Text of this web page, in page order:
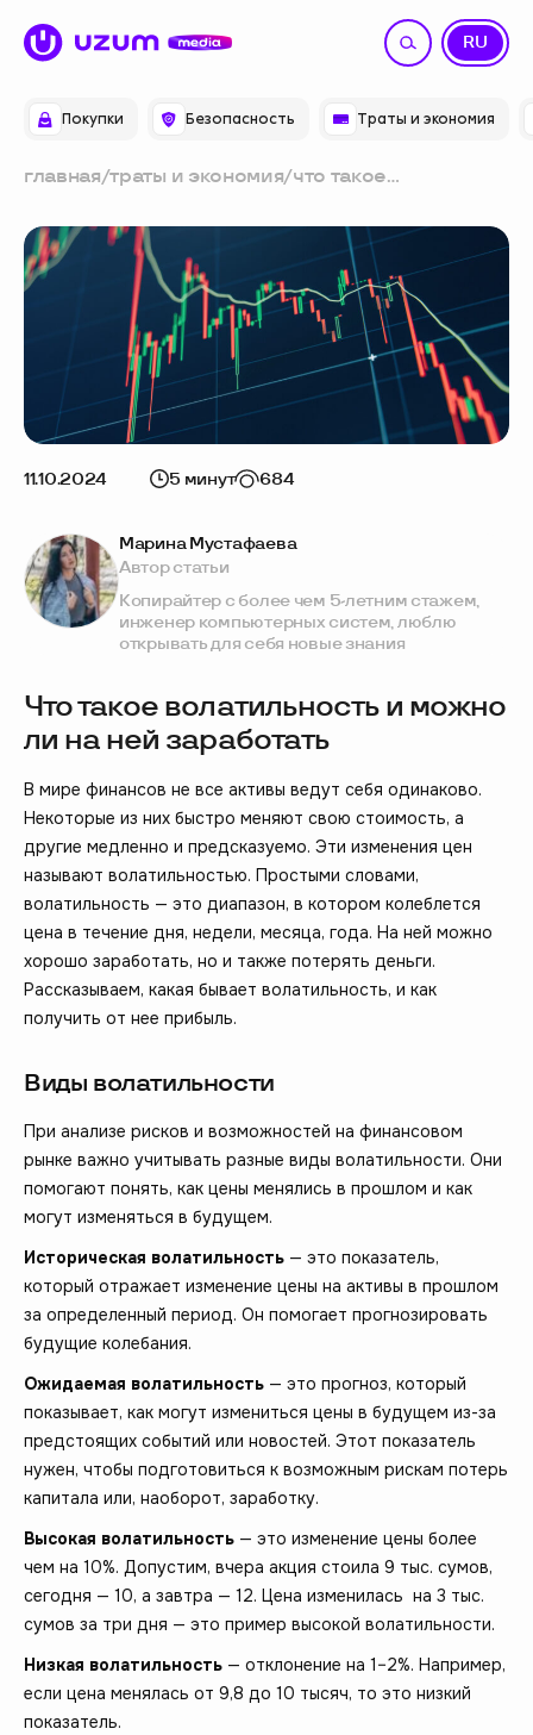
Покупки Безопасность Траты и экономия
RU
UZ
главная/траты и экономия/что такое
можно ли на ней
заработать
11.10.2024 5 минут 684
Что такое волатильность и можно
ли на ней заработать
В мире финансов не все активы ведут себя одинаково.
Некоторые из них быстро меняют свою стоимость, а
другие медленно и предсказуемо. Эти изменения цен
называют волатильностью. Простыми словами,
волатильность — это диапазон, в котором колеблется
цена в течение дня, недели, месяца, года. На ней можно
хорошо заработать, но и также потерять деньги.
Рассказываем, какая бывает волатильность, и как
получить от нее прибыль.
Виды волатильности
При анализе рисков и возможностей на финансовом
рынке важно учитывать разные виды волатильности. Они
помогают понять, как цены менялись в прошлом и как
могут изменяться в будущем.
Историческая волатильность — это показатель,
который отражает изменение цены на активы в прошлом
за определенный период. Он помогает прогнозировать
будущие колебания.
Ожидаемая волатильность — это прогноз, который
показывает, как могут измениться цены в будущем из-за
предстоящих событий или новостей. Этот показатель
нужен, чтобы подготовиться к возможным рискам потерь
капитала или, наоборот, заработку.
Высокая волатильность — это изменение цены более
чем на 10%. Допустим, вчера акция стоила 9 тыс. сумов,
сегодня — 10, а завтра — 12. Цена изменилась на 3 тыс.
сумов за три дня — это пример высокой волатильности.
Низкая волатильность — отклонение на 1–2%. Например,
если цена менялась от 9,8 до 10 тысяч, то это низкий
показатель.
Марина Мустафаева
Автор статьи
Копирайтер с более чем 5-летним стажем,
инженер компьютерных систем, люблю
открывать для себя новые знания